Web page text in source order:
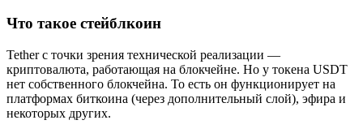
Что такое стейблкоин
Tether с точки зрения технической реализации —
криптовалюта, работающая на блокчейне. Но у токена USDT
нет собственного блокчейна. То есть он функционирует на
платформах биткоина (через дополнительный слой), эфира и
некоторых других.